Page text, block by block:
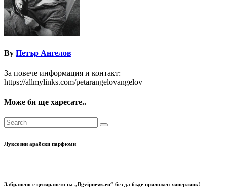
By Петър Ангелов
За повече информация и контакт:
https://allmylinks.com/petarangelovangelov
Може би ще харесате..
Луксозни арабски парфюми
Забранено е цитирането на „Bgvipnews.eu“ без да бъде приложен хиперлинк!